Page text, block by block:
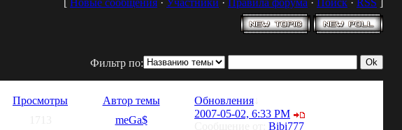
[ Новые сообщения · Участники · Правила форума · Поиск · RSS ]
Фильтр по:
Просмотры Автор темы Обновления
meGa$
2007-05-02, 6:33 PM
Bibi777